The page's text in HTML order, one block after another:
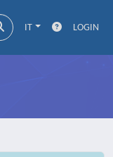
IT LOGIN